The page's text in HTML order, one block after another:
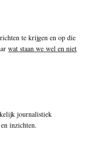
te krijgen en op die
wat staan we wel en niet
journalistiek
inzichten.